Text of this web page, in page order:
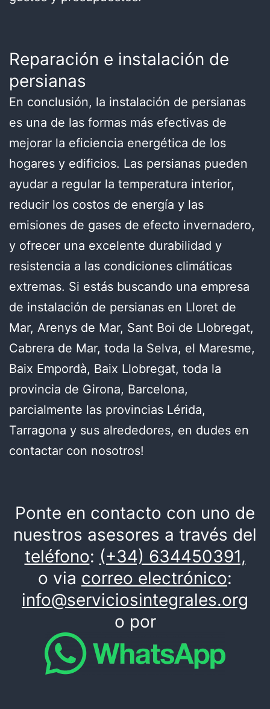
Reparación e instalación de
persianas
En conclusión, la instalación de persianas
es una de las formas más efectivas de
mejorar la eficiencia energética de los
hogares y edificios. Las persianas pueden
ayudar a regular la temperatura interior,
reducir los costos de energía y las
emisiones de gases de efecto invernadero,
y ofrecer una excelente durabilidad y
resistencia a las condiciones climáticas
extremas. Si estás buscando una empresa
de instalación de persianas en Lloret de
Mar, Arenys de Mar, Sant Boi de Llobregat,
Cabrera de Mar, toda la Selva, el Maresme,
Baix Empordà, Baix Llobregat, toda la
provincia de Girona, Barcelona,
parcialmente las provincias Lérida,
Tarragona y sus alrededores, en dudes en
contactar con nosotros!
Ponte en contacto con uno de
nuestros asesores a través del
teléfono: (+34) 634450391,
o via correo electrónico:
info@serviciosintegrales.org
o por